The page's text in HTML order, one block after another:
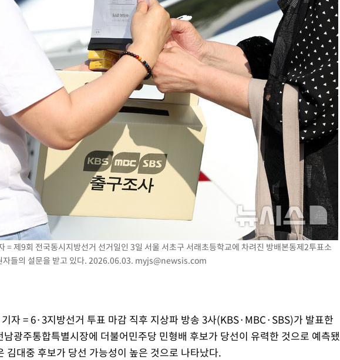
= 제9회 전국동시지방선거 선거일인 3일 서울 서초구 서래초등학교에 차려진 방배본동제2투표소
자들의 설문을 받고 있다. 2026.06.03. myjs@newsis.com
자 = 6·3지방선거 투표 마감 직후 지상파 방송 3사(KBS·MBC·SBS)가 발표한
남광주통합특별시장에 더불어민주당 민형배 후보가 당선이 유력한 것으로 예측됐
김대중 후보가 당선 가능성이 높은 것으로 나타났다.